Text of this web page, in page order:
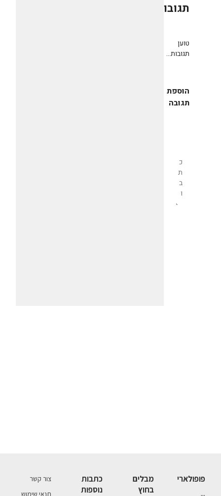
תגובות
טוען
תגובות...
הוספת
תגובה
פופולארי
מבלים
בחוץ
כתבות
נוספות
צור קשר
תנאי שימוש